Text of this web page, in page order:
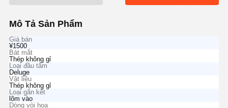
Mô Tả Sản Phẩm
Giá bán
¥1500
Bát mắt
Thép không gỉ
Loại đầu tắm
Deluge
Vật liệu
Thép không gỉ
Loại gắn kết
lõm vào
Dòng vòi hoa